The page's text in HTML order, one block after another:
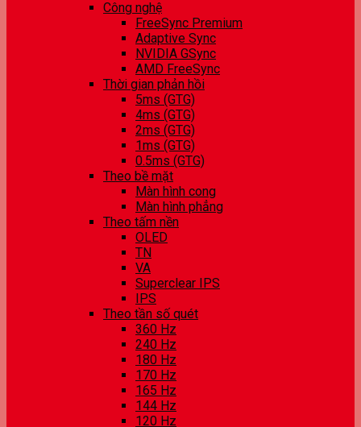
Công nghệ
FreeSync Premium
Adaptive Sync
NVIDIA GSync
AMD FreeSync
Thời gian phản hồi
5ms (GTG)
4ms (GTG)
2ms (GTG)
1ms (GTG)
0.5ms (GTG)
Theo bề mặt
Màn hình cong
Màn hình phẳng
Theo tấm nền
OLED
TN
VA
Superclear IPS
IPS
Theo tần số quét
360 Hz
240 Hz
180 Hz
170 Hz
165 Hz
144 Hz
120 Hz